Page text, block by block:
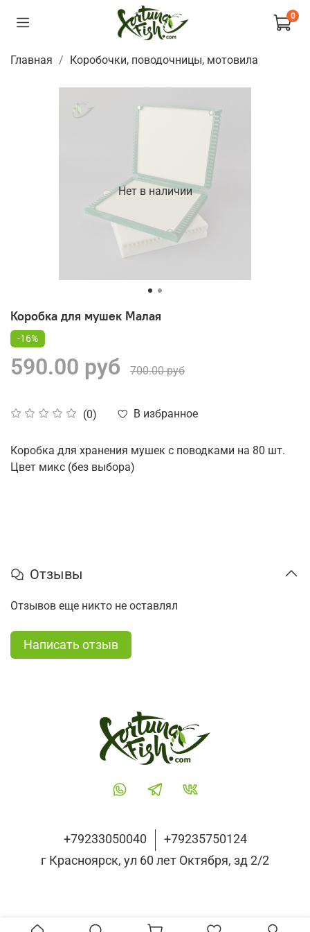
0
Главная Коробочки, поводочницы, мотовила
Нет в наличии
Коробка для мушек Малая
(0) В избранное
-16%
590.00 руб 700.00 руб
Коробка для хранения мушек с поводками на 80 шт.
Цвет микс (без выбора)
Отзывы
Отзывов еще никто не оставлял
Написать отзыв
+79233050040
+79235750124
г Красноярск, ул 60 лет Октября, зд 2/2